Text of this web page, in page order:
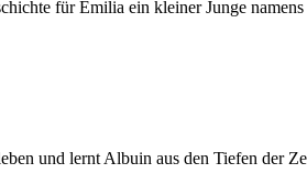
für Emilia ein kleiner Junge
und lernt Albuin aus den Tiefen der